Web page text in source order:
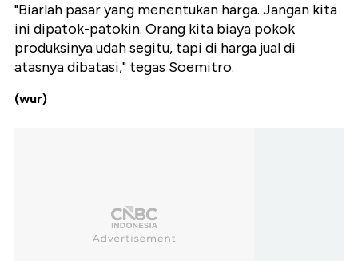
"Biarlah pasar yang menentukan harga. Jangan kita
ini dipatok-patokin. Orang kita biaya pokok
produksinya udah segitu, tapi di harga jual di
atasnya dibatasi," tegas Soemitro.
(wur)